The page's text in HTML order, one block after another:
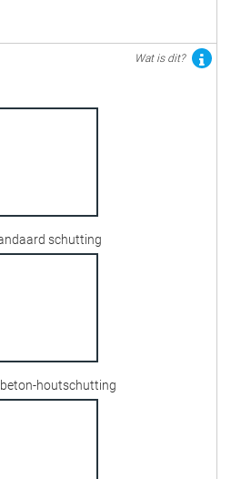
Wat is dit?
schutting
beton-houtschutting